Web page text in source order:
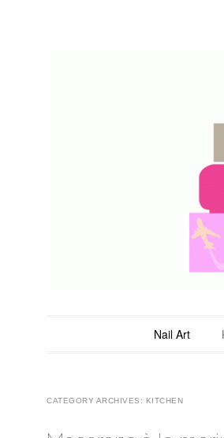
Nail Art
CATEGORY ARCHIVES: KITCHEN